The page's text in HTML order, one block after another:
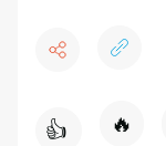
👍 🔥